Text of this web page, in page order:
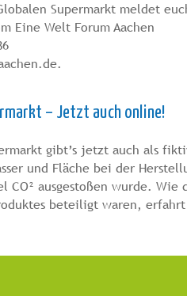
Supermarkt meldet
Eine Welt Forum Aachen
– Jetzt auch online!
gibt’s jetzt auch als
und Fläche bei der
CO² ausgestoßen wurde. Wie
beteiligt waren,